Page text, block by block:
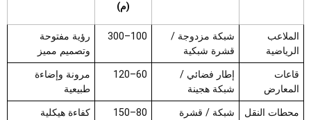
(م)
الملاعب
الرياضية
شبكة مزدوجة /
قشرة شبكية
100–300
رؤية مفتوحة
وتصميم مميز
قاعات
المعارض
إطار فضائي /
شبكة هجينة
60–120
مرونة وإضاءة
طبيعية
محطات النقل
شبكة / قشرة
80–150
كفاءة هيكلية